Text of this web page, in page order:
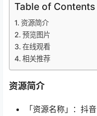
Table of Contents
资源简介
预览图片
在线观看
相关推荐
资源简介
「资源名称」：抖音